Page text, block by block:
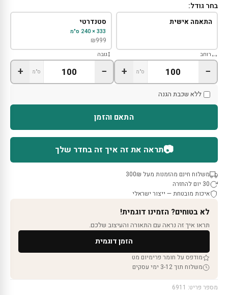
בחר גודל:
התאמה אישית סטנדרטי
333 × 240 ס"מ
₪999
רוחב
− ס"מ +
גובה
− ס"מ +
ללא שכבת הגנה
התאם והזמן
📷תראה את זה איך זה בחדר שלך
משלוח חינם מהזמנות מעל 300₪
30 יום להחזרה
איכות מובטחת — ייצור ישראלי
לא בטוחים? הזמינו דוגמית!
תראו איך זה נראה עם התאורה והעיצוב שלכם.
הזמן דוגמית
מודפס על חומר פרימיום מט
משלוח תוך 3-12 ימי עסקים
מספר פריט: 6911